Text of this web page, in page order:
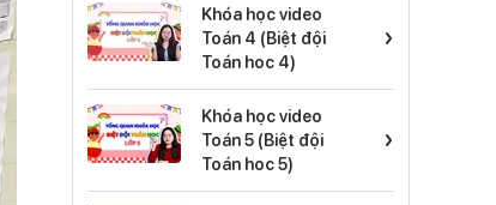
Khóa học video
Toán 4 (Biệt đội
Toán hoc 4)
›
Khóa học video
Toán 5 (Biệt đội
Toán hoc 5)
›